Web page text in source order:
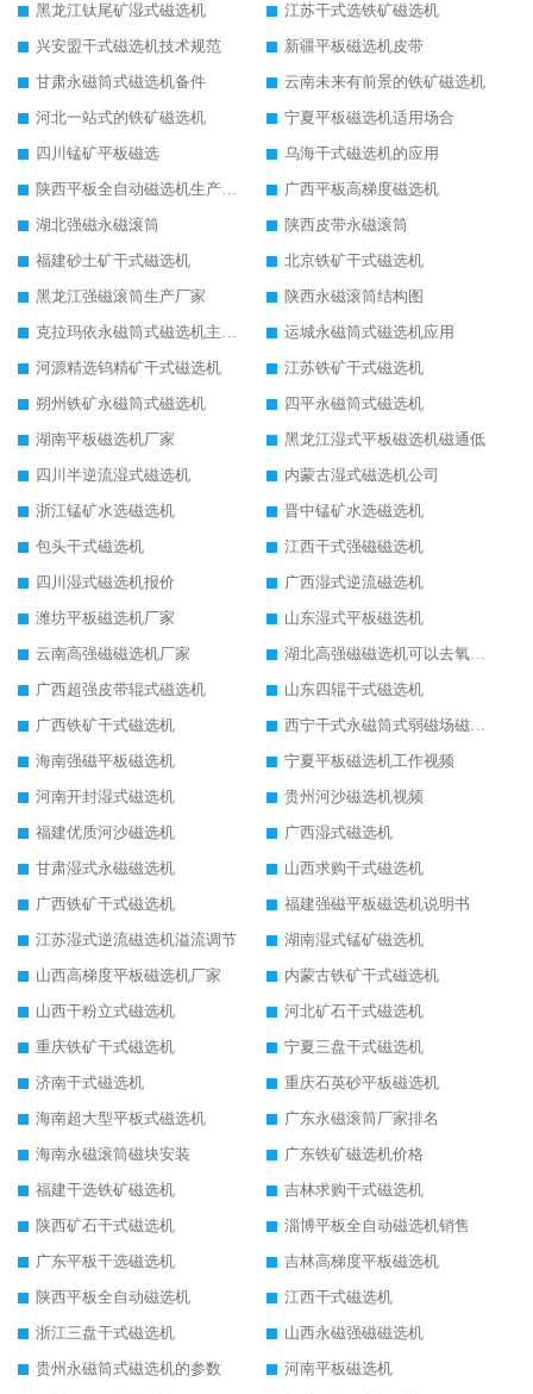
黑龙江钛尾矿湿式磁选机
江苏干式选铁矿磁选机
兴安盟干式磁选机技术规范
新疆平板磁选机皮带
甘肃永磁筒式磁选机备件
云南未来有前景的铁矿磁选机
河北一站式的铁矿磁选机
宁夏平板磁选机适用场合
四川锰矿平板磁选
乌海干式磁选机的应用
陕西平板全自动磁选机生产厂家
广西平板高梯度磁选机
湖北强磁永磁滚筒
陕西皮带永磁滚筒
福建砂土矿干式磁选机
北京铁矿干式磁选机
黑龙江强磁滚筒生产厂家
陕西永磁滚筒结构图
克拉玛依永磁筒式磁选机主要技术参数
运城永磁筒式磁选机应用
河源精选钨精矿干式磁选机
江苏铁矿干式磁选机
朔州铁矿永磁筒式磁选机
四平永磁筒式磁选机
湖南平板磁选机厂家
黑龙江湿式平板磁选机磁通低
四川半逆流湿式磁选机
内蒙古湿式磁选机公司
浙江锰矿水选磁选机
晋中锰矿水选磁选机
包头干式磁选机
江西干式强磁磁选机
四川湿式磁选机报价
广西湿式逆流磁选机
潍坊平板磁选机厂家
山东湿式平板磁选机
云南高强磁磁选机厂家
湖北高强磁磁选机可以去氧化铝
广西超强皮带辊式磁选机
山东四辊干式磁选机
广西铁矿干式磁选机
西宁干式永磁筒式弱磁场磁选机结构图
海南强磁平板磁选机
宁夏平板磁选机工作视频
河南开封湿式磁选机
贵州河沙磁选机视频
福建优质河沙磁选机
广西湿式磁选机
甘肃湿式永磁磁选机
山西求购干式磁选机
广西铁矿干式磁选机
福建强磁平板磁选机说明书
江苏湿式逆流磁选机溢流调节
湖南湿式锰矿磁选机
山西高梯度平板磁选机厂家
内蒙古铁矿干式磁选机
山西干粉立式磁选机
河北矿石干式磁选机
重庆铁矿干式磁选机
宁夏三盘干式磁选机
济南干式磁选机
重庆石英砂平板磁选机
海南超大型平板式磁选机
广东永磁滚筒厂家排名
海南永磁滚筒磁块安装
广东铁矿磁选机价格
福建干选铁矿磁选机
吉林求购干式磁选机
陕西矿石干式磁选机
淄博平板全自动磁选机销售
广东平板干选磁选机
吉林高梯度平板磁选机
陕西平板全自动磁选机
江西干式磁选机
浙江三盘干式磁选机
山西永磁强磁磁选机
贵州永磁筒式磁选机的参数
河南平板磁选机